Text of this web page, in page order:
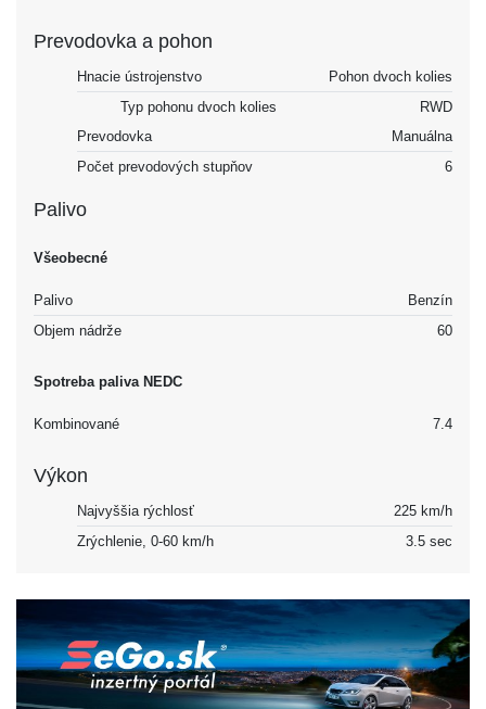
Prevodovka a pohon
Hnacie ústrojenstvo
Pohon dvoch kolies
Typ pohonu dvoch kolies
RWD
Prevodovka
Manuálna
Počet prevodových stupňov
6
Palivo
Všeobecné
Palivo
Benzín
Objem nádrže
60
Spotreba paliva NEDC
Kombinované 7.4
Výkon
Najvyššia rýchlosť
225 km/h
Zrýchlenie, 0-60 km/h
3.5 sec